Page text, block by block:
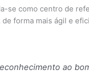
se como centro de
forma mais ágil e
ao